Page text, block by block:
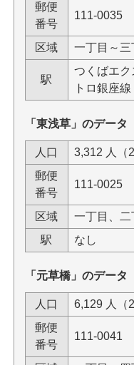
郵便
番号
111-0035
区域 一丁目～三
駅
つくばエク
トロ銀座線
「東浅草」のデータ
人口
3,312 人（
郵便
番号
111-0025
区域
一丁目、二
駅
なし
「元草橋」のデータ
人口
6,129 人（
郵便
番号
111-0041